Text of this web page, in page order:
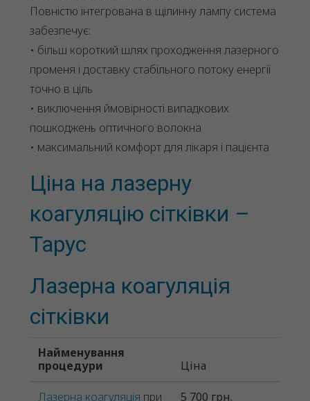
Повністю інтегрована в щілинну лампу система
забезпечує:
• більш короткий шлях проходження лазерного
променя і доставку стабільного потоку енергії
точно в ціль
• виключення ймовірності випадкових
пошкоджень оптичного волокна
• максимальний комфорт для лікаря і пацієнта
Ціна на лазерну
коагуляцію сітківки –
Тарус
Лазерна коагуляція
сітківки
Найменування
процедури
Ціна
Лазерна коагуляція при
5 700 грн.